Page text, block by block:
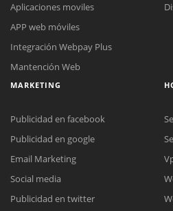
Reunión
Nuestros ejecutivos le enviarán un
Aplicaciones moviles
APP web móviles
Integración Webpay Plus
Mantención Web
MARKETING
Publicidad en facebook
Publicidad en google
Email Marketing
Social media
Publicidad en twitter